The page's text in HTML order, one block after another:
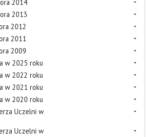
2014
2013
2012
2011
2009
w 2025 roku
w 2022 roku
w 2021 roku
w 2020 roku
Uczelni w
Uczelni w